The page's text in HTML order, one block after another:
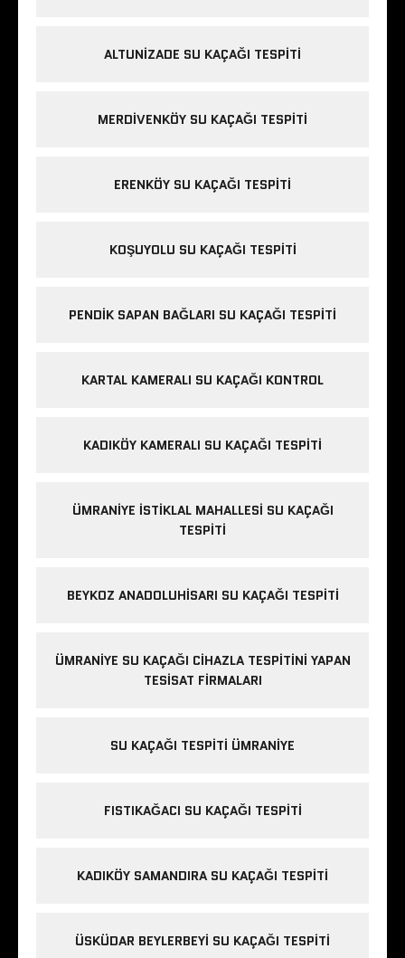
ALTUNIZADE SU KAÇAĞI TESPITI
MERDIVENKÖY SU KAÇAĞI TESPITI
ERENKÖY SU KAÇAĞI TESPITI
KOŞUYOLU SU KAÇAĞI TESPITI
PENDIK SAPAN BAĞLARI SU KAÇAĞI TESPITI
KARTAL KAMERALI SU KAÇAĞI KONTROL
KADIKÖY KAMERALI SU KAÇAĞI TESPITI
ÜMRANIYE İSTIKLAL MAHALLESI SU KAÇAĞI
TESPITI
BEYKOZ ANADOLUHISARI SU KAÇAĞI TESPITI
ÜMRANIYE SU KAÇAĞI CIHAZLA TESPITINI YAPAN
TESISAT FIRMALARI
SU KAÇAĞI TESPITI ÜMRANIYE
FISTIKAĞACI SU KAÇAĞI TESPITI
KADIKÖY SAMANDIRA SU KAÇAĞI TESPITI
ÜSKÜDAR BEYLERBEYI SU KAÇAĞI TESPITI